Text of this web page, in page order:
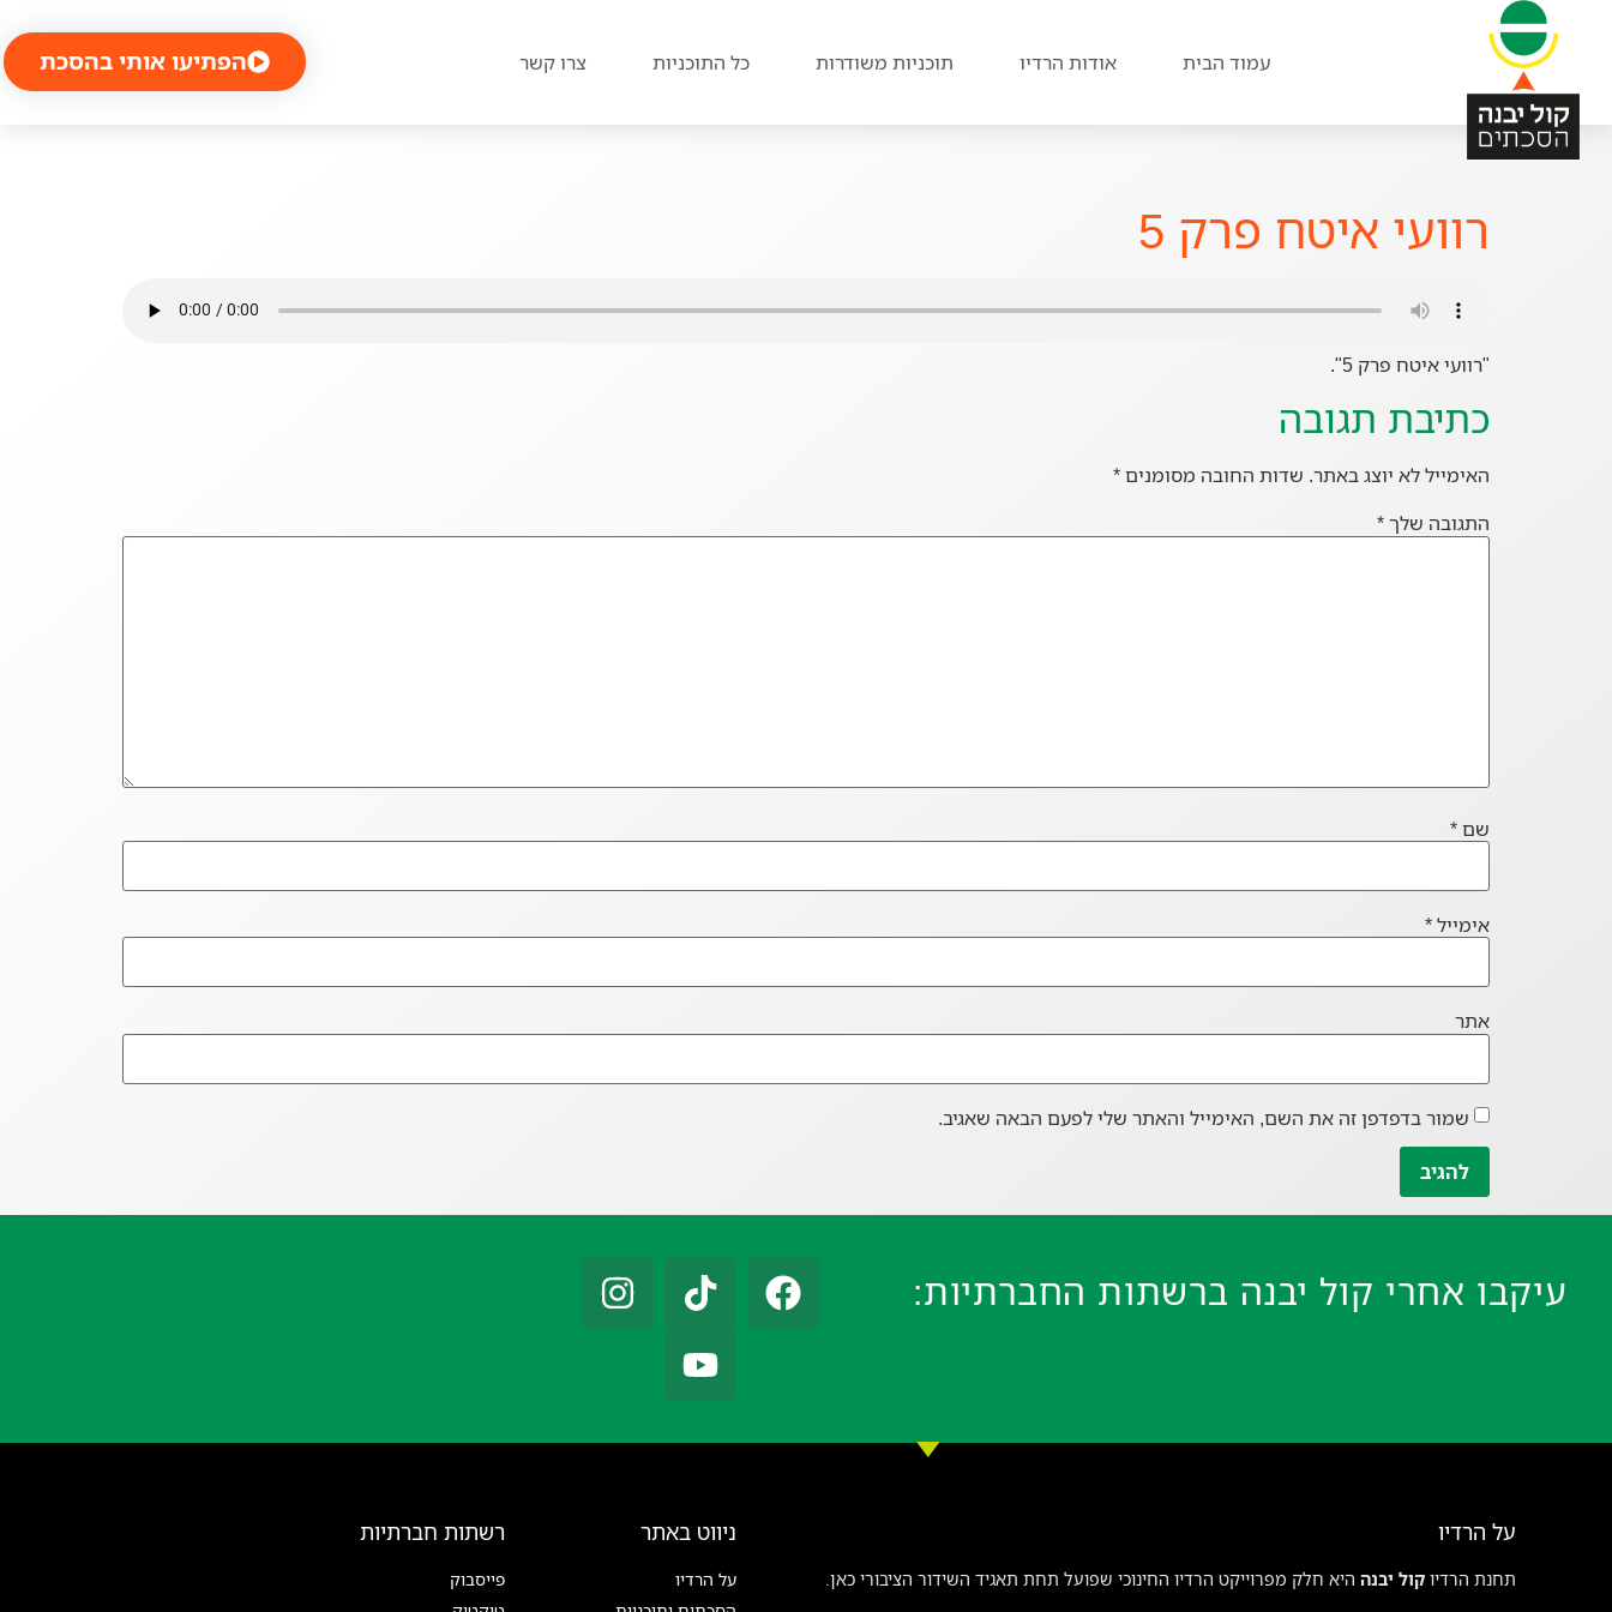
עמוד הבית אודות הרדיו תוכניות משודרות כל התוכניות צרו קשר הפתיעו אותי בהסכת
רוועי איטח פרק 5
"רוועי איטח פרק 5".
כתיבת תגובה
האימייל לא יוצג באתר. שדות החובה מסומנים*
התגובה שלך*
שם*
אימייל*
אתר
שמור בדפדפן זה את השם, האימייל והאתר שלי לפעם הבאה שאגיב.
עיקבו אחרי קול יבנה ברשתות החברתיות:
על הרדיו
תחנת הרדיו קול יבנה היא חלק מפרוייקט הרדיו החינוכי שפועל תחת תאגיד השידור הציבורי כאן.
ניווט באתר
על הרדיו
רשתות חברתיות
פייסבוק